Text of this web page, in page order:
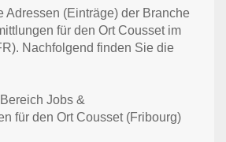
Adressen (Einträge) der Branche
für den Ort Cousset im
Nachfolgend finden Sie die
Jobs &
für den Ort Cousset (Fribourg)